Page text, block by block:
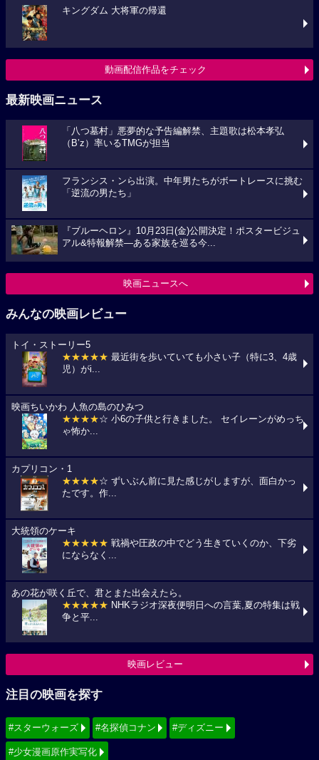
キングダム 大将軍の帰還
動画配信作品をチェック
最新映画ニュース
「八つ墓村」悪夢的な予告編解禁、主題歌は松本孝弘
（B’z）率いるTMGが担当
フランシス・ンら出演。中年男たちがボートレースに挑む
「逆流の男たち」
『ブルーヘロン』10月23日(金)公開決定！ポスタービジュ
アル&特報解禁―ある家族を巡る今...
映画ニュースへ
みんなの映画レビュー
トイ・ストーリー5
★★★★★ 最近街を歩いていても小さい子（特に3、4歳
児）がi...
映画ちいかわ 人魚の島のひみつ
★★★★☆ 小6の子供と行きました。 セイレーンがめっち
ゃ怖か...
カプリコン・1
★★★★☆ ずいぶん前に見た感じがしますが、面白かっ
たです。作...
大統領のケーキ
★★★★★ 戦禍や圧政の中でどう生きていくのか、下劣
にならなく...
あの花が咲く丘で、君とまた出会えたら。
★★★★★ NHKラジオ深夜便明日への言葉,夏の特集は戦
争と平...
映画レビュー
注目の映画を探す
#スターウォーズ #名探偵コナン #ディズニー
#少女漫画原作実写化